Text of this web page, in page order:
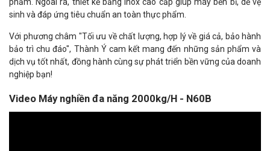
sinh và đáp ứng tiêu chuẩn an toàn thực phẩm.
Với phương châm "Tối ưu về chất lượng, hợp lý về giá cả, bảo hành
bảo trì chu đáo", Thành Ý cam kết mang đến những sản phẩm và
dịch vụ tốt nhất, đồng hành cùng sự phát triển bền vững của doanh
nghiệp bạn!
Video Máy nghiền đa năng 2000kg/H - N60B